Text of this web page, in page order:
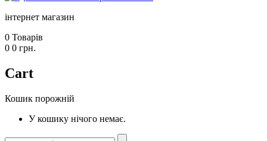
інтернет магазин
0 Товарів
0 0 грн.
Cart
Кошик порожній
У кошику нічого немає.